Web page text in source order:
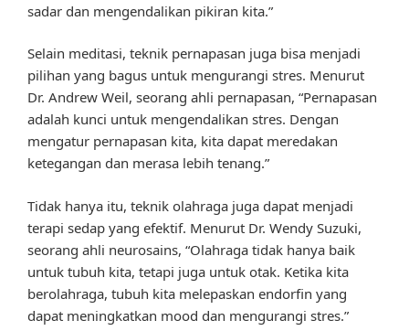
sadar dan mengendalikan pikiran kita.”
Selain meditasi, teknik pernapasan juga bisa menjadi
pilihan yang bagus untuk mengurangi stres. Menurut
Dr. Andrew Weil, seorang ahli pernapasan, “Pernapasan
adalah kunci untuk mengendalikan stres. Dengan
mengatur pernapasan kita, kita dapat meredakan
ketegangan dan merasa lebih tenang.”
Tidak hanya itu, teknik olahraga juga dapat menjadi
terapi sedap yang efektif. Menurut Dr. Wendy Suzuki,
seorang ahli neurosains, “Olahraga tidak hanya baik
untuk tubuh kita, tetapi juga untuk otak. Ketika kita
berolahraga, tubuh kita melepaskan endorfin yang
dapat meningkatkan mood dan mengurangi stres.”